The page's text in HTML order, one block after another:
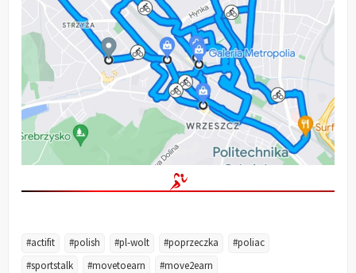
#actifit #polish #pl-wolt #poprzeczka
#poliac
#sportstalk
#movetoearn #move2earn